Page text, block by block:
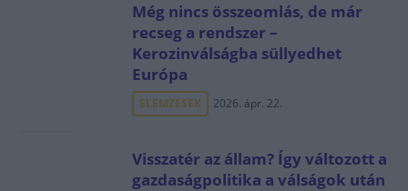
Még nincs összeomlás, de már
recseg a rendszer –
Kerozinválságba süllyedhet
Európa
ELEMZÉSEK 2026. ápr. 22.
Visszatér az állam? Így változott a
gazdaságpolitika a válságok után